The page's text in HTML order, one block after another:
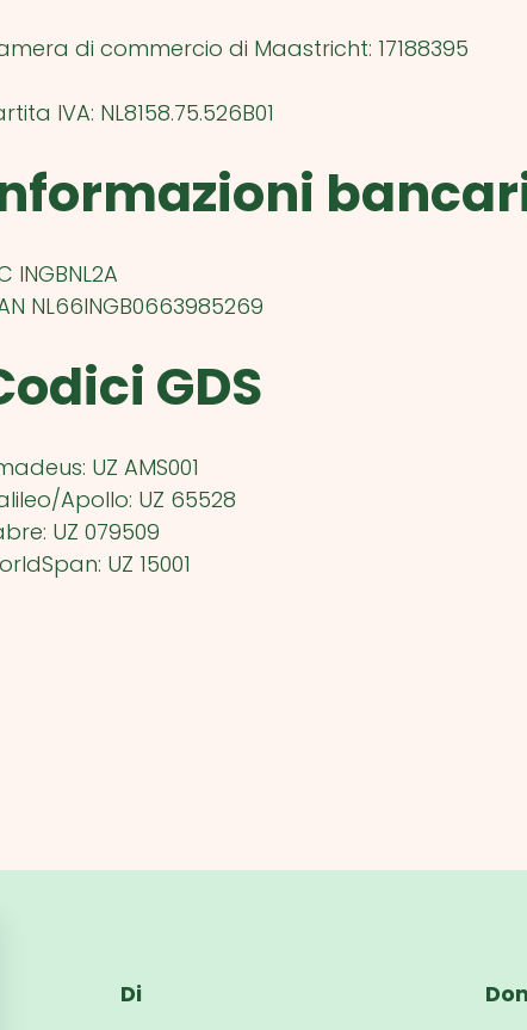
di commercio di Maastricht: 17188395
IVA: NL8158.75.526B01
INGBNL2A
NL66INGB0663985269
GDS
UZ AMS001
Apollo: UZ 65528
UZ 079509
UZ 15001
Di